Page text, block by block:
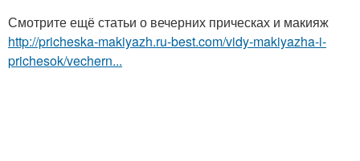
Смотрите ещё статьи о вечерних прическах и макияж
http://pricheska-makiyazh.ru-best.com/vidy-makiyazha-i-
prichesok/vechern...